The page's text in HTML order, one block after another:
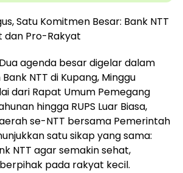
Satu Komitmen Besar: Bank NTT
dan Pro-Rakyat
agenda besar digelar dalam
NTT di Kupang, Minggu
dari Rapat Umum Pemegang
hingga RUPS Luar Biasa,
se-NTT bersama Pemerintah
satu sikap yang sama:
NTT agar semakin sehat,
pada rakyat kecil.